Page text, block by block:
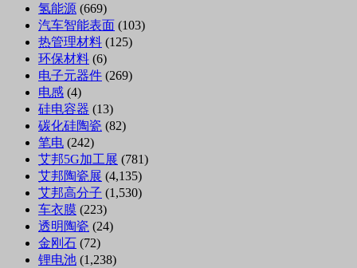
氢能源 (669)
汽车智能表面 (103)
热管理材料 (125)
环保材料 (6)
电子元器件 (269)
电感 (4)
硅电容器 (13)
碳化硅陶瓷 (82)
笔电 (242)
艾邦5G加工展 (781)
艾邦陶瓷展 (4,135)
艾邦高分子 (1,530)
车衣膜 (223)
透明陶瓷 (24)
金刚石 (72)
锂电池 (1,238)